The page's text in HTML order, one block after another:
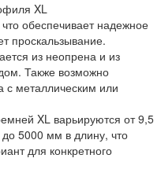
XL
обеспечивает надежное
проскальзывание.
из неопрена и из
Также возможно
с металлическим или
XL варьируются от 9,5
5000 мм в длину, что
для конкретного